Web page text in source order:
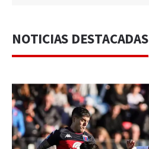
NOTICIAS DESTACADAS